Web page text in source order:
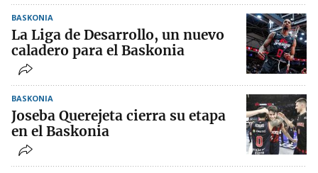
BASKONIA
La Liga de Desarrollo, un nuevo
caladero para el Baskonia
BASKONIA
Joseba Querejeta cierra su etapa
en el Baskonia